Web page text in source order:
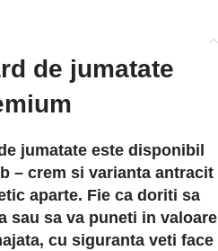
de jumatate
jumatate este disponibil
– crem si varianta antracit
aparte. Fie ca doriti sa
sau sa va puneti in valoare
cu siguranta veti face